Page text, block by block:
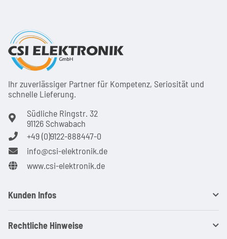
Ihr zuver­läs­siger Partner für Kom­pe­tenz, Seri­osi­tät und
schnel­le Lie­ferung.
Südliche Ringstr. 32
91126 Schwabach
+49 (0)9122-888447-0
info@csi-elektronik.de
www.csi-elektronik.de
Kunden Infos
Rechtliche Hinweise